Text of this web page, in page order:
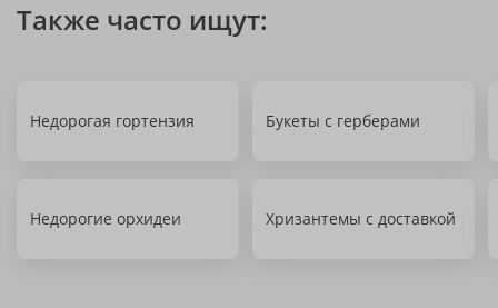
Также часто ищут:
Недорогая гортензия Букеты с герберами
Недорогие орхидеи Хризантемы с доставкой